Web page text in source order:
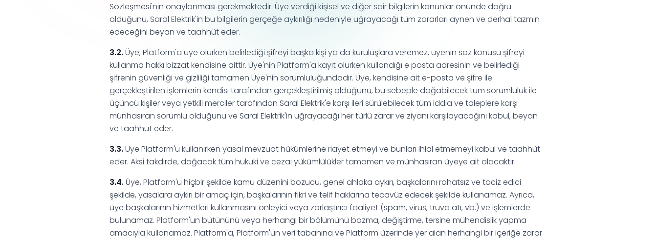
Sözleşmesi'nin onaylanması gerekmektedir. Üye verdiği kişisel ve diğer sair bilgilerin kanunlar önünde doğru
olduğunu, Saral Elektrik'in bu bilgilerin gerçeğe aykırılığı nedeniyle uğrayacağı tüm zararları aynen ve derhal tazmin
edeceğini beyan ve taahhüt eder.
3.2.Üye, Platform'a üye olurken belirlediği şifreyi başka kişi ya da kuruluşlara veremez, üyenin söz konusu şifreyi
kullanma hakkı bizzat kendisine aittir. Üye'nin Platform'a kayıt olurken kullandığı e posta adresinin ve belirlediği
şifrenin güvenliği ve gizliliği tamamen Üye'nin sorumluluğundadır. Üye, kendisine ait e-posta ve şifre ile
gerçekleştirilen işlemlerin kendisi tarafından gerçekleştirilmiş olduğunu, bu sebeple doğabilecek tüm sorumluluk ile
üçüncü kişiler veya yetkili merciler tarafından Saral Elektrik'e karşı ileri sürülebilecek tüm iddia ve taleplere karşı
münhasıran sorumlu olduğunu ve Saral Elektrik'in uğrayacağı her türlü zarar ve ziyanı karşılayacağını kabul, beyan
ve taahhüt eder.
3.3.Üye Platform'u kullanırken yasal mevzuat hükümlerine riayet etmeyi ve bunları ihlal etmemeyi kabul ve taahhüt
eder. Aksi takdirde, doğacak tüm hukuki ve cezai yükümlülükler tamamen ve münhasıran üyeye ait olacaktır.
3.4.Üye, Platform'u hiçbir şekilde kamu düzenini bozucu, genel ahlaka aykırı, başkalarını rahatsız ve taciz edici
şekilde, yasalara aykırı bir amaç için, başkalarının fikri ve telif haklarına tecavüz edecek şekilde kullanamaz. Ayrıca,
üye başkalarının hizmetleri kullanmasını önleyici veya zorlaştırıcı faaliyet (spam, virus, truva atı, vb.) ve işlemlerde
bulunamaz. Platform'un bütününü veya herhangi bir bölümünü bozma, değiştirme, tersine mühendislik yapma
amacıyla kullanamaz. Platform'a, Platform'un veri tabanına ve Platform üzerinde yer alan herhangi bir içeriğe zarar